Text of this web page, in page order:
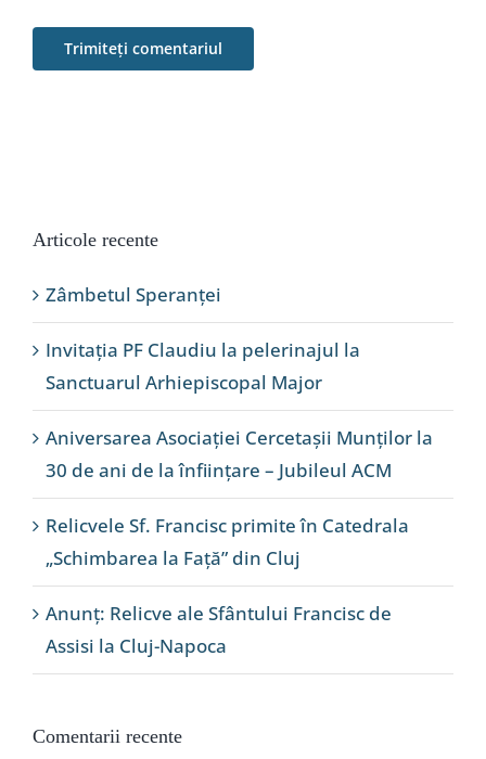
Articole recente
Zâmbetul Speranței
Invitația PF Claudiu la pelerinajul la
Sanctuarul Arhiepiscopal Major
Aniversarea Asociației Cercetașii Munților la
30 de ani de la înființare – Jubileul ACM
Relicvele Sf. Francisc primite în Catedrala
„Schimbarea la Față” din Cluj
Anunț: Relicve ale Sfântului Francisc de
Assisi la Cluj-Napoca
Comentarii recente